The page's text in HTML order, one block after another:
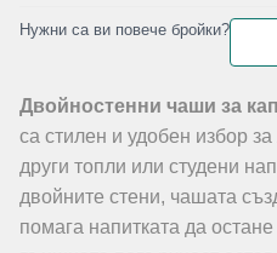
Нужни са ви повече бройки?
Двойностенни чаши за
са стилен и удобен избор
други топли или студени
двойните стени, чашата
помага напитката да